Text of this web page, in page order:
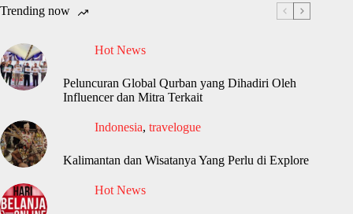
Trending now
Hot News
Peluncuran Global Qurban yang Dihadiri Oleh
Influencer dan Mitra Terkait
Indonesia, travelogue
Kalimantan dan Wisatanya Yang Perlu di Explore
Hot News